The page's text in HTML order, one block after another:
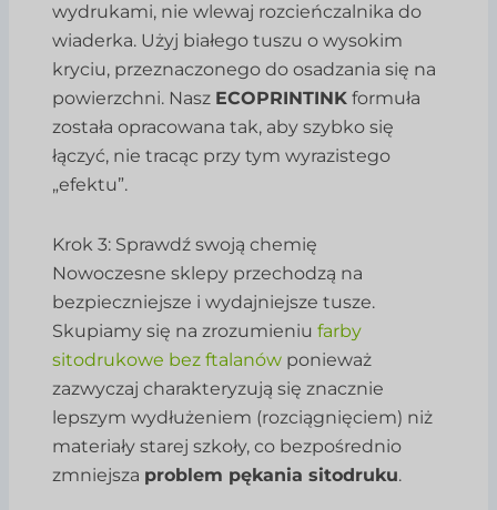
wydrukami, nie wlewaj rozcieńczalnika do
wiaderka. Użyj białego tuszu o wysokim
kryciu, przeznaczonego do osadzania się na
powierzchni. Nasz ECOPRINTINK formuła
została opracowana tak, aby szybko się
łączyć, nie tracąc przy tym wyrazistego
„efektu”.
Krok 3: Sprawdź swoją chemię
Nowoczesne sklepy przechodzą na
bezpieczniejsze i wydajniejsze tusze.
Skupiamy się na zrozumieniufarby
sitodrukowe bez ftalanów ponieważ
zazwyczaj charakteryzują się znacznie
lepszym wydłużeniem (rozciągnięciem) niż
materiały starej szkoły, co bezpośrednio
zmniejsza problem pękania sitodruku.